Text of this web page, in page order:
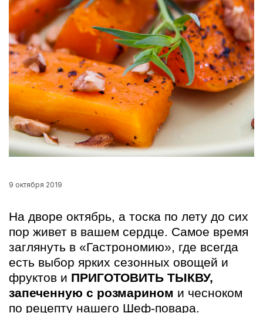
9 октября 2019
На дворе октябрь, а тоска по лету до сих
пор живет в вашем сердце. Самое время
заглянуть в «Гастрономию», где всегда
есть выбор ярких сезонных овощей и
фруктов и ПРИГОТОВИТЬ ТЫКВУ,
запеченную с розмарином и чесноком
по рецепту нашего Шеф-повара.